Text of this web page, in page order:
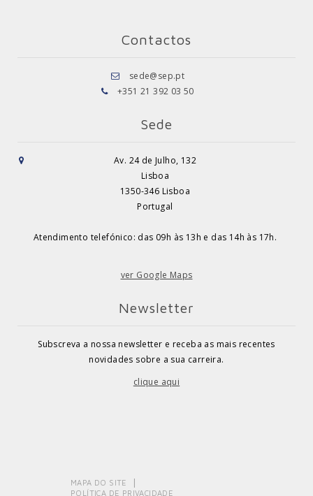
Contactos
sede@sep.pt
+351 21 392 03 50
Sede
Av. 24 de Julho, 132
Lisboa
1350-346 Lisboa
Portugal
Atendimento telefónico: das 09h às 13h e das 14h às 17h.
ver Google Maps
Newsletter
Subscreva a nossa newsletter e receba as mais recentes
novidades sobre a sua carreira.
clique aqui
MAPA DO SITE
POLÍTICA DE PRIVACIDADE